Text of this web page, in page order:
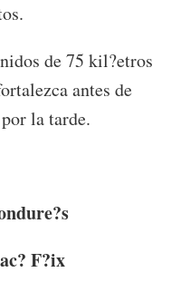
de 75 kil?etros
antes de
la tarde.
F?ix